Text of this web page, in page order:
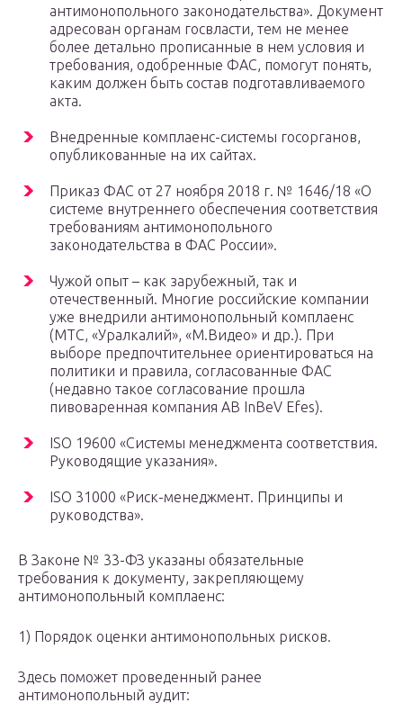
антимонопольного законодательства». Документ
адресован органам госвласти, тем не менее
более детально прописанные в нем условия и
требования, одобренные ФАС, помогут понять,
каким должен быть состав подготавливаемого
акта.
Внедренные комплаенс-системы госорганов,
опубликованные на их сайтах.
Приказ ФАС от 27 ноября 2018 г. № 1646/18 «О
системе внутреннего обеспечения соответствия
требованиям антимонопольного
законодательства в ФАС России».
Чужой опыт – как зарубежный, так и
отечественный. Многие российские компании
уже внедрили антимонопольный комплаенс
(МТС, «Уралкалий», «М.Видео» и др.). При
выборе предпочтительнее ориентироваться на
политики и правила, согласованные ФАС
(недавно такое согласование прошла
пивоваренная компания AB InBeV Efes).
ISO 19600 «Системы менеджмента соответствия.
Руководящие указания».
ISO 31000 «Риск-менеджмент. Принципы и
руководства».
В Законе № 33-ФЗ указаны обязательные
требования к документу, закрепляющему
антимонопольный комплаенс:
1) Порядок оценки антимонопольных рисков.
Здесь поможет проведенный ранее
антимонопольный аудит: